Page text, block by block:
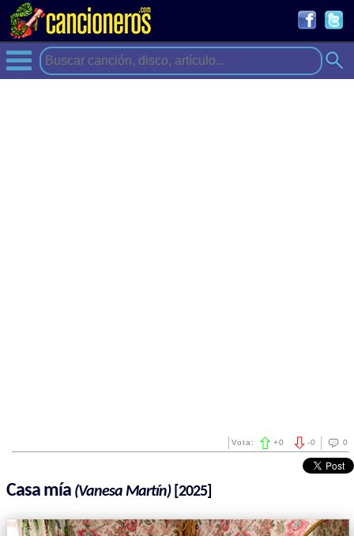
0
-0
Vota: +0
Casa mía (Vanesa Martín)[2025]